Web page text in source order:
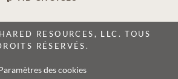
RESOURCES, LLC. TOUS
RÉSERVÉS.
des cookies